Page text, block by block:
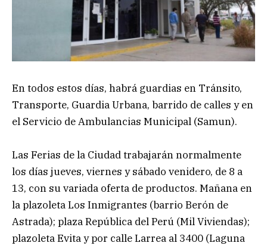
En todos estos días, habrá guardias en Tránsito,
Transporte, Guardia Urbana, barrido de calles y en
el Servicio de Ambulancias Municipal (Samun).
Las Ferias de la Ciudad trabajarán normalmente
los días jueves, viernes y sábado venidero, de 8 a
13, con su variada oferta de productos. Mañana en
la plazoleta Los Inmigrantes (barrio Berón de
Astrada); plaza República del Perú (Mil Viviendas);
plazoleta Evita y por calle Larrea al 3400 (Laguna